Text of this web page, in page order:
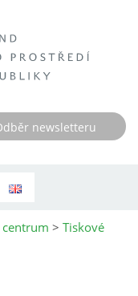
newsletteru
> Tiskové